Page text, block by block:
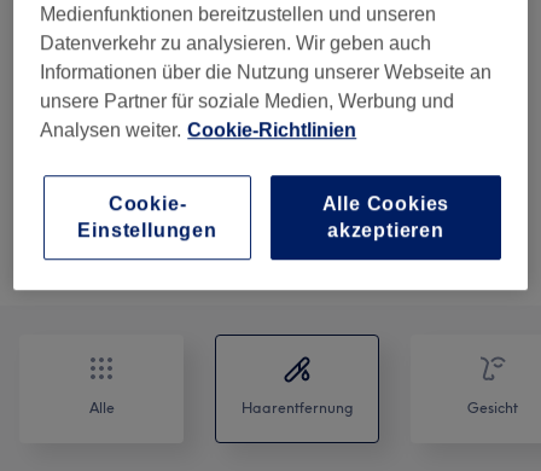
30 Min.Details anzeigen
Dauerhafte Haarentfernung -
30 Min.
Details anzeigen
30 € Auswählen
5 weitere passende Services anzeigen...
Nicht gefunden wonach du gesucht hast?
Alle Services
Alle Haarentfernung Gesicht
Medienfunktionen bereitzustellen und unseren
Datenverkehr zu analysieren. Wir geben auch
Informationen über die Nutzung unserer Webseite an
unsere Partner für soziale Medien, Werbung und
Analysen weiter. Cookie-Richtlinien
Cookie-
Einstellungen
Alle Cookies
akzeptieren